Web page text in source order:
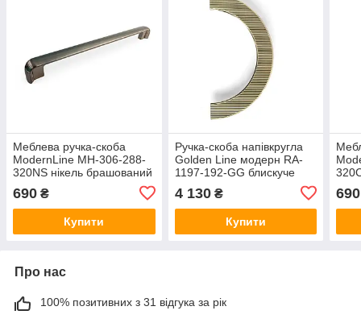
Меблева ручка-скоба
ModernLine MH-306-288-
320NS нікель брашований
690 ₴
Купити
Ручка-скоба напівкругла
Golden Line модерн RA-
1197-192-GG блискуче
4 130₴
Купити
690
Про нас
100% позитивних з 31 відгука за рік